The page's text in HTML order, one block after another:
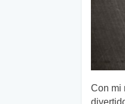
Con mi